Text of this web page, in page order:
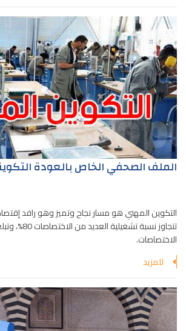
الملف الصحفي الخاص بالعودة التكوينية 2025-
التكوين المهني هو مسار نجاح وتميز وهو رافد
الاختصاصات.
للمزيد